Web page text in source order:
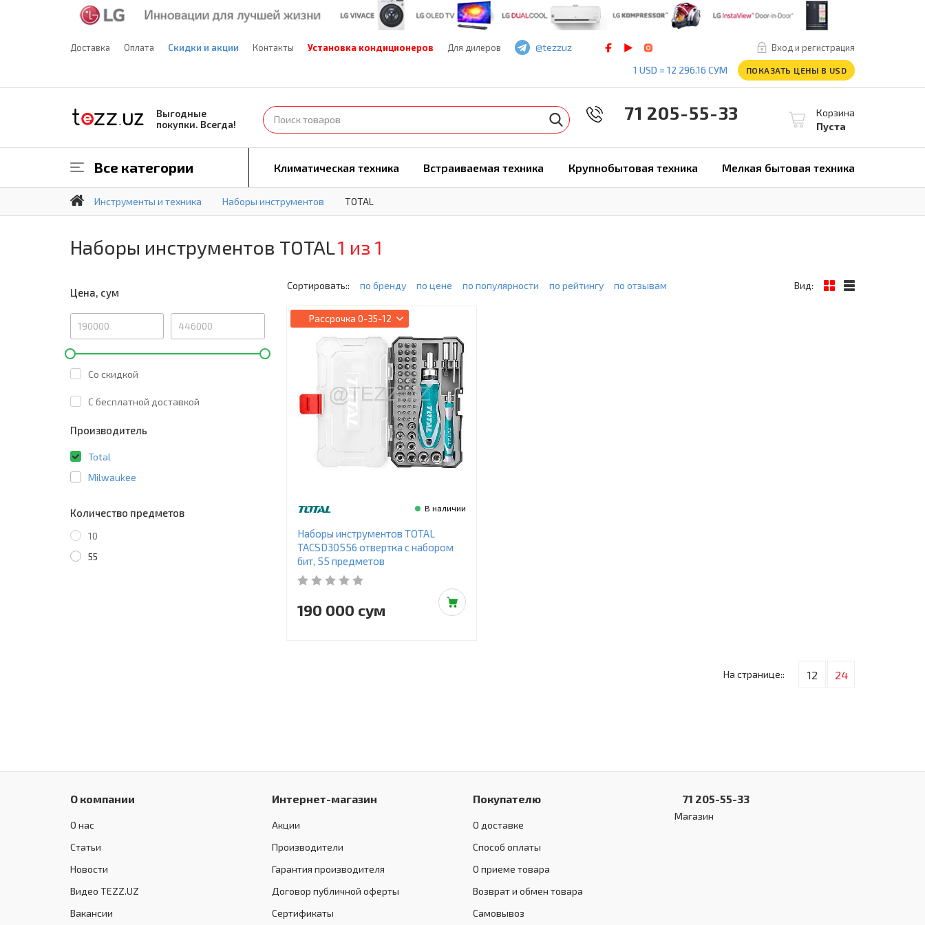
Доставка Оплата Скидки и акции Контакты Установка кондиционеров Для дилеров Вход и регистрация
@tezzuz
1 USD = 12 296.16 СУМ
ПОКАЗАТЬ ЦЕНЫ В USD
Выгодные
покупки. Всегда!
Корзина
Пуста
71 205-55-33
Все категории Климатическая техника Встраиваемая техника Крупнобытовая техника Мелкая бытовая техника
Инструменты и техника Наборы инструментов TOTAL
Наборы инструментов TOTAL1 из 1
Цена, сум
Со скидкой
C бесплатной доставкой
Производитель
Total
Milwaukee
Количество предметов
10
55
Сортировать:: по бренду по цене по популярности по рейтингу по отзывам Вид:
Рассрочка 0-35-12
В наличии
Наборы инструментов TOTAL
TACSD30556 отвертка с набором
бит, 55 предметов
190 000 сум
На странице:: 12 24
О компании
О нас
Статьи
Новости
Видео TEZZ.UZ
Вакансии
Интернет-магазин
Акции
Производители
Гарантия производителя
Договор публичной оферты
Сертификаты
Покупателю
О доставке
Способ оплаты
О приеме товара
Возврат и обмен товара
Самовывоз
71 205-55-33
Магазин